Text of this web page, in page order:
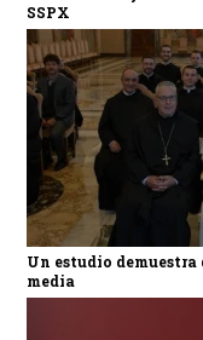
SSPX
Un estudio demuestra
media